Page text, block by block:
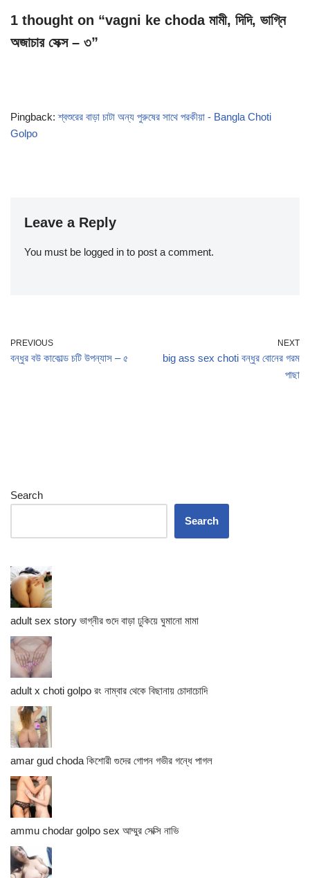
1 thought on “vagni ke choda মামী, দিদি, ভাগ্নি
অজাচার সেক্স – ৩”
Pingback:শ্বশুরের বাড়া চাটা অন্য পুরুষের সাথে পরকীয়া - Bangla Choti
Golpo
Leave a Reply
You must be logged in to post a comment.
PREVIOUS
বন্ধুর বউ কাকোল্ড চটি উপন্যাস – ৫
NEXT
big ass sex choti বন্ধুর বোনের গরম
পাছা
Search
Search
adult sex story ভাগ্নীর গুদে বাড়া ঢুকিয়ে ঘুমানো মামা
adult x choti golpo রং নাম্বার থেকে বিছানায় চোদাচোদি
amar gud choda কিশোরী গুদের গোপন গভীর গন্ধে পাগল
ammu chodar golpo sex আম্মুর সেক্সি নাভি